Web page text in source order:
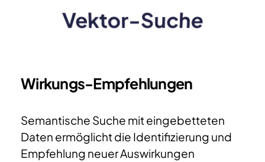
Vektor-Suche
Wirkungs-Empfehlungen
Semantische Suche mit eingebetteten
Daten ermöglicht die Identifizierung und
Empfehlung neuer Auswirkungen